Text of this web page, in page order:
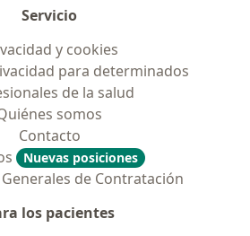
Servicio
y cookies
para determinados
de la salud
somos
Contacto
Nuevas posiciones
de Contratación
los pacientes